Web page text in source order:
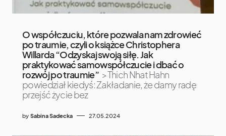
O współczuciu, które pozwala nam zdrowieć
po traumie, czyli o książce Christophera
Willarda “Odzyskaj swoją siłę. Jak
praktykować samowspółczucie i dbać o
rozwój po traumie” >Thich Nhat Hahn
powiedział kiedyś: Zakładanie, że damy radę
przejść życie bez
by Sabina Sadecka 27.05.2024